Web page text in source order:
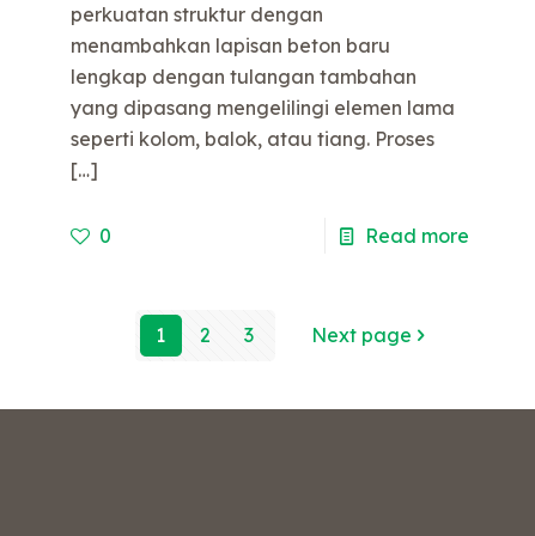
perkuatan struktur dengan
menambahkan lapisan beton baru
lengkap dengan tulangan tambahan
yang dipasang mengelilingi elemen lama
seperti kolom, balok, atau tiang. Proses
[…]
0 Read more
1 2 3 Next page